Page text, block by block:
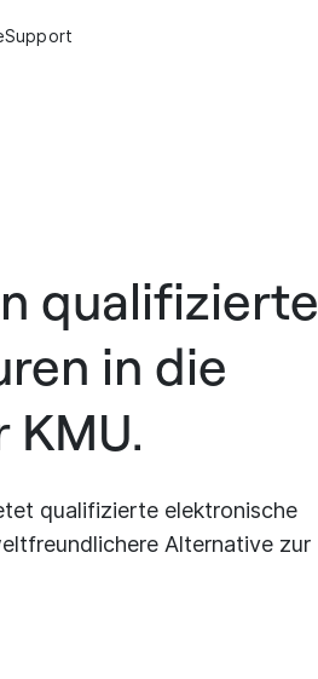
Support
qualifizierte
in die
qualifizierte elektronische
Alternative zur